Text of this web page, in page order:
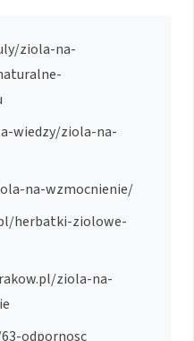
ziola-na-
wiedzy/ziola-na-
na-wzmocnienie/
herbatki-ziolowe-
ziola-na-
odpornosc